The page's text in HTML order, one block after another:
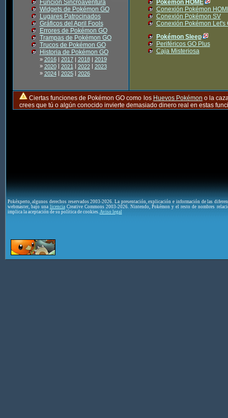
Función Sincroaventura
Widgets de Pokémon GO
Lugares Patrocinados
Gráficos del April Fools
Errores de Pokémon GO
Trampas de Pokémon GO
Trucos de Pokémon GO
Historia de Pokémon GO
» 2016| 2017| 2018| 2019
» 2020| 2021| 2022| 2023
» 2024| 2025| 2026
Pokémon HOME
Conexión Pokémon
Conexión Pokémon SV
Conexión Pokémon Let's
Pokémon Sleep
Periféricos GO Plus
Caja Misteriosa
Ciertas funciones de Pokémon GO como los Huevos Pokémon o la
crees que tú o algún conocido invierte demasiado dinero real en estas
Pokéxperto, algunos derechos reservados 2003-2026. La presentación, explicación e información de las
webmaster, bajo una licenciaCreative Commons 2003-2026. Nintendo, Pokémon y el resto de nombres
implica la aceptación de su política de cookies. Aviso legal